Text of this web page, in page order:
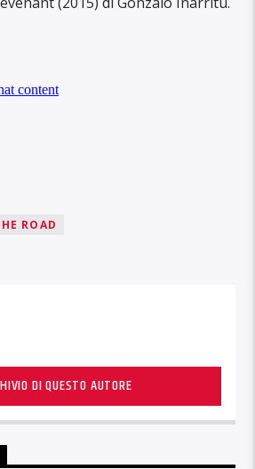
ROAD
DI QUESTO AUTORE